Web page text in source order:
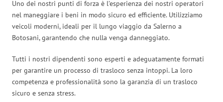
Uno dei nostri punti di forza è l’esperienza dei nostri operatori
nel maneggiare i beni in modo sicuro ed efficiente. Utilizziamo
veicoli moderni, ideali per il lungo viaggio da Salerno a
Botosani, garantendo che nulla venga danneggiato.
Tutti i nostri dipendenti sono esperti e adeguatamente formati
per garantire un processo di trasloco senza intoppi. La loro
competenza e professionalità sono la garanzia di un trasloco
sicuro e senza stress.